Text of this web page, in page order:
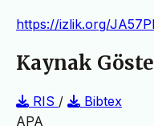
https://izlik.org/
Kaynak
RIS /
Bibtex
APA